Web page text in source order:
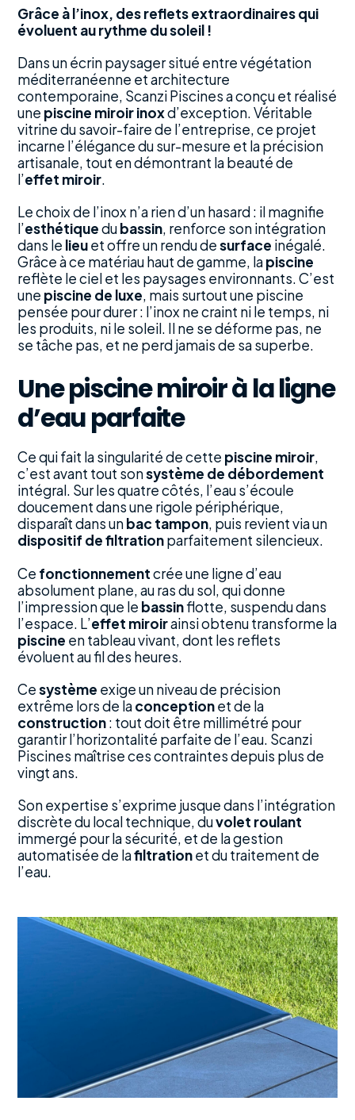
Grâce à l’inox, des reflets extraordinaires qui
évoluent au rythme du soleil !
Dans un écrin paysager situé entre végétation
méditerranéenne et architecture
contemporaine, Scanzi Piscines a conçu et réalisé
une piscine miroir inoxd’exception. Véritable
vitrine du savoir-faire de l’entreprise, ce projet
incarne l’élégance du sur-mesure et la précision
artisanale, tout en démontrant la beauté de
l’effet miroir.
Le choix de l’inox n’a rien d’un hasard : il magnifie
l’esthétiquedubassin, renforce son intégration
dans le lieuet offre un rendu desurface inégalé.
Grâce à ce matériau haut de gamme, lapiscine
reflète le ciel et les paysages environnants. C’est
une piscine de luxe, mais surtout une piscine
pensée pour durer : l’inox ne craint ni le temps, ni
les produits, ni le soleil. Il ne se déforme pas, ne
se tâche pas, et ne perd jamais de sa superbe.
Une piscine miroir à la ligne
d’eau parfaite
Ce qui fait la singularité de cette piscine miroir,
c’est avant tout sonsystème de débordement
intégral. Sur les quatre côtés, l’eau s’écoule
doucement dans une rigole périphérique,
disparaît dans unbac tampon, puis revient via un
dispositif de filtrationparfaitement silencieux.
Ce fonctionnementcrée une ligne d’eau
absolument plane, au ras du sol, qui donne
l’impression que le bassinflotte, suspendu dans
l’espace. L’effet miroirainsi obtenu transforme la
piscine en tableau vivant, dont les reflets
évoluent au fil des heures.
Cesystème exige un niveau de précision
extrême lors de laconceptionet de la
construction: tout doit être millimétré pour
garantir l’horizontalité parfaite de l’eau. Scanzi
Piscines maîtrise ces contraintes depuis plus de
vingt ans.
Son expertise s’exprime jusque dans l’intégration
discrète du local technique, duvolet roulant
immergé pour la sécurité, et de la gestion
automatisée de lafiltrationet du traitement de
l’eau.